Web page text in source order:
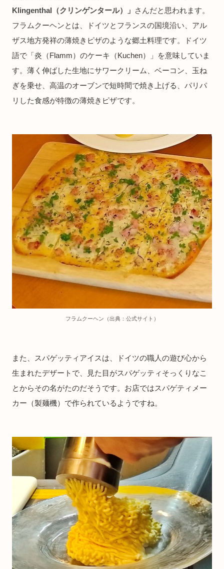
Klingenthal（クリンゲンタール）」 さんだと思われます。
フラムクーヘンとは、ドイツとフランスの国境沿い、アル
ザス地方発祥の薄焼きピザのような郷土料理です。ドイツ
語で「炎（Flamm）のケーキ（Kuchen）」を意味していま
す。薄く伸ばした生地にサワークリーム、ベーコン、玉ね
ぎを乗せ、高温のオーブンで短時間で焼き上げる、パリパ
リした食感が特徴の薄焼きピザです。
フラムクーヘン（出典：公式サイト）
また、スパゲッティアイスは、ドイツの職人の遊び心から
生まれたデザートで、見た目がスパゲッティそっくりなこ
とからその名がたのだそうです。お店ではスパゲティメー
カー（製麺機）で作られているようですね。